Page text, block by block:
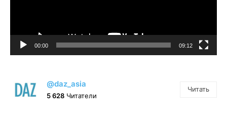
00:00 09:12
@daz_asia
5 628 Читатели
Читать